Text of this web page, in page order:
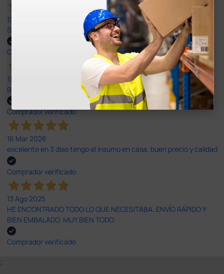
13 Abr 2026
Son muy serios y puntuales. El material siempre llega muy bien¡¡¡
Comprador verificado
13 Abr 2026
Buen producto y envío rápido y bien presentado
Comprador verificado
16 Mar 2026
excelente en 3 días tengo el insumo en casa, buen precio y calidad
Comprador verificado
13 Ago 2025
HE ENCONTRADO TODO LO QUE NECESITABA. ENVÍO RÁPIDO Y
BIEN EMBALADO. MUY BIEN TODO.
Comprador verificado
;